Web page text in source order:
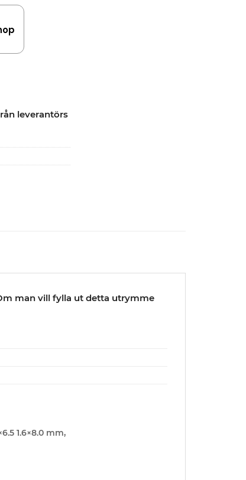
leverantörs
man vill fylla ut detta utrymme
1.6×8.0 mm,